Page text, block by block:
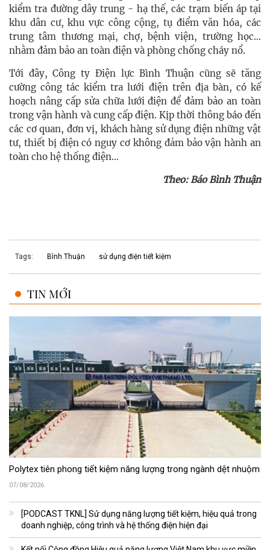
kiểm tra đường dây trung - hạ thế, các trạm biến áp tại
khu dân cư, khu vực công cộng, tụ điểm văn hóa, các
trung tâm thương mại, chợ, bệnh viện, trường học…
nhằm đảm bảo an toàn điện và phòng chống cháy nổ.
Tới đây, Công ty Điện lực Bình Thuận cũng sẽ tăng
cường công tác kiểm tra lưới điện trên địa bàn, có kế
hoạch nâng cấp sửa chữa lưới điện để đảm bảo an toàn
trong vận hành và cung cấp điện. Kịp thời thông báo đến
các cơ quan, đơn vị, khách hàng sử dụng điện những vật
tư, thiết bị điện có nguy cơ không đảm bảo vận hành an
toàn cho hệ thống điện…
Theo: Báo Bình Thuận
Tags: Bình Thuận sử dụng điện tiết kiệm
TIN MỚI
Polytex tiên phong tiết kiệm năng lượng trong ngành dệt nhuộm
07/08/2026
[PODCAST TKNL] Sử dụng năng lượng tiết kiệm, hiệu quả trong
doanh nghiệp, công trình và hệ thống điện hiện đại